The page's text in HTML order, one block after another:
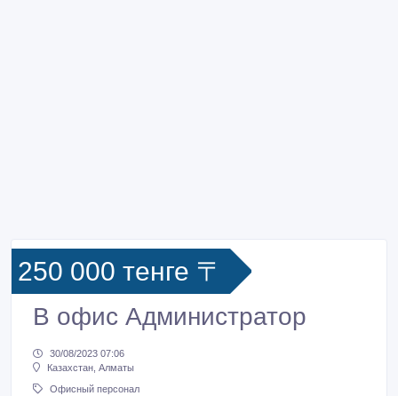
250 000 тенге 〒
В офис Администратор
30/08/2023 07:06
Казахстан, Алматы
Офисный персонал